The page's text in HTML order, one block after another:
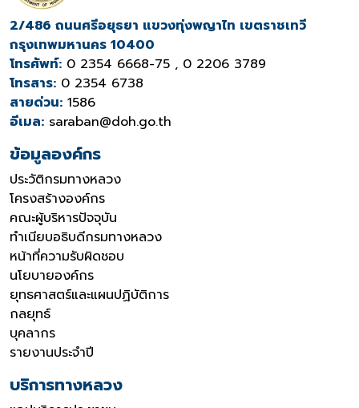
2/486 ถนนศรีอยุธยา แขวงทุ่งพญาไท เขตราชเทวี
กรุงเทพมหานคร 10400
โทรศัพท์: 0 2354 6668-75 , 0 2206 3789
โทรสาร: 0 2354 6738
สายด่วน: 1586
อีเมล: saraban@doh.go.th
ข้อมูลองค์กร
ประวัติกรมทางหลวง
โครงสร้างองค์กร
คณะผู้บริหารปัจจุบัน
ทำเนียบอธิบดีกรมทางหลวง
หน้าที่ความรับผิดชอบ
นโยบายองค์กร
ยุทธศาสตร์และแผนปฏิบัติการ
กลยุทธ์
บุคลากร
รายงานประจำปี
บริการทางหลวง